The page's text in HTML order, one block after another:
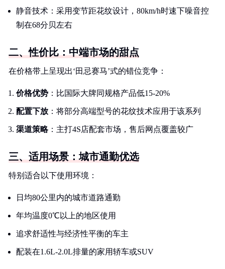
静音技术：采用变节距花纹设计，80km/h时速下噪音控
制在68分贝左右
二、性价比：中端市场的甜点
在价格带上呈现出‘田忌赛马’式的错位竞争：
价格优势 ：比国际大牌同规格产品低15-20%
配置下放 ：将部分高端型号的花纹技术应用于该系列
渠道策略：主打4S店配套市场，售后网点覆盖较广
三、适用场景：城市通勤优选
特别适合以下使用环境：
日均80公里内的城市道路通勤
年均温度0℃以上的地区使用
追求舒适性与经济性平衡的车主
配装在1.6L-2.0L排量的家用轿车或SUV